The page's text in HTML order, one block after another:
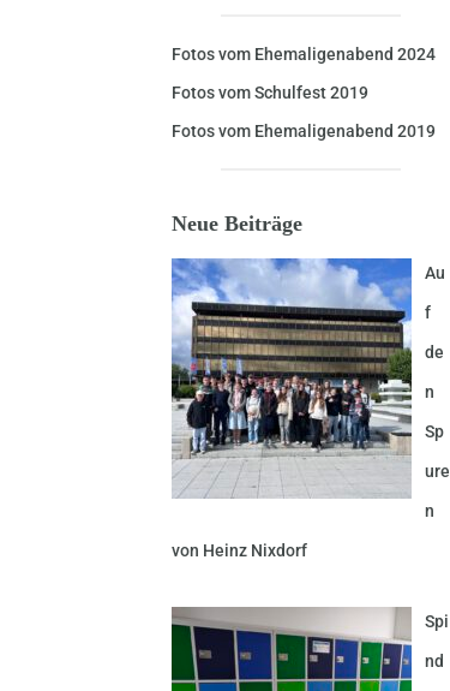
Fotos vom Ehemaligenabend 2024
Fotos vom Schulfest 2019
Fotos vom Ehemaligenabend 2019
Neue Beiträge
Au
f
de
n
Sp
ure
n
von Heinz Nixdorf
Spi
nd